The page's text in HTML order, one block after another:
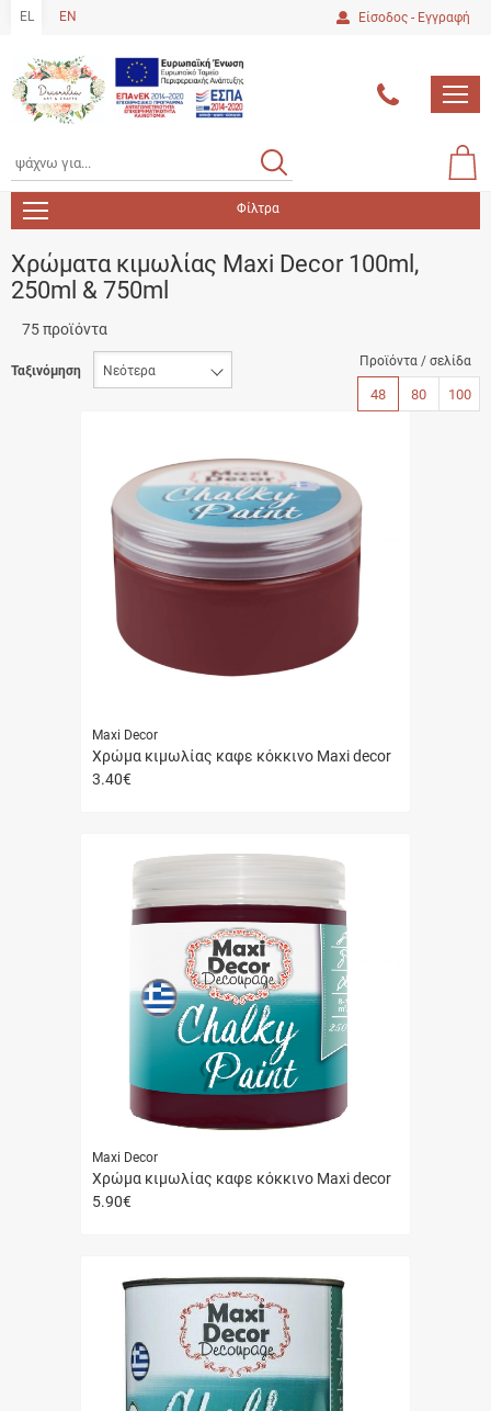
EL EN Είσοδος - Εγγραφή
ΑΝΑΖΗΤΗΣΗ
MENU
Φίλτρα
Χρώματα κιμωλίας Maxi Decor 100ml,
250ml & 750ml
75 προϊόντα
Ταξινόμηση
Προϊόντα / σελίδα
48 80 100
Maxi Decor
Χρώμα κιμωλίας καφε κόκκινο Maxi decor
3.40€
Maxi Decor
Χρώμα κιμωλίας καφε κόκκινο Maxi decor
5.90€